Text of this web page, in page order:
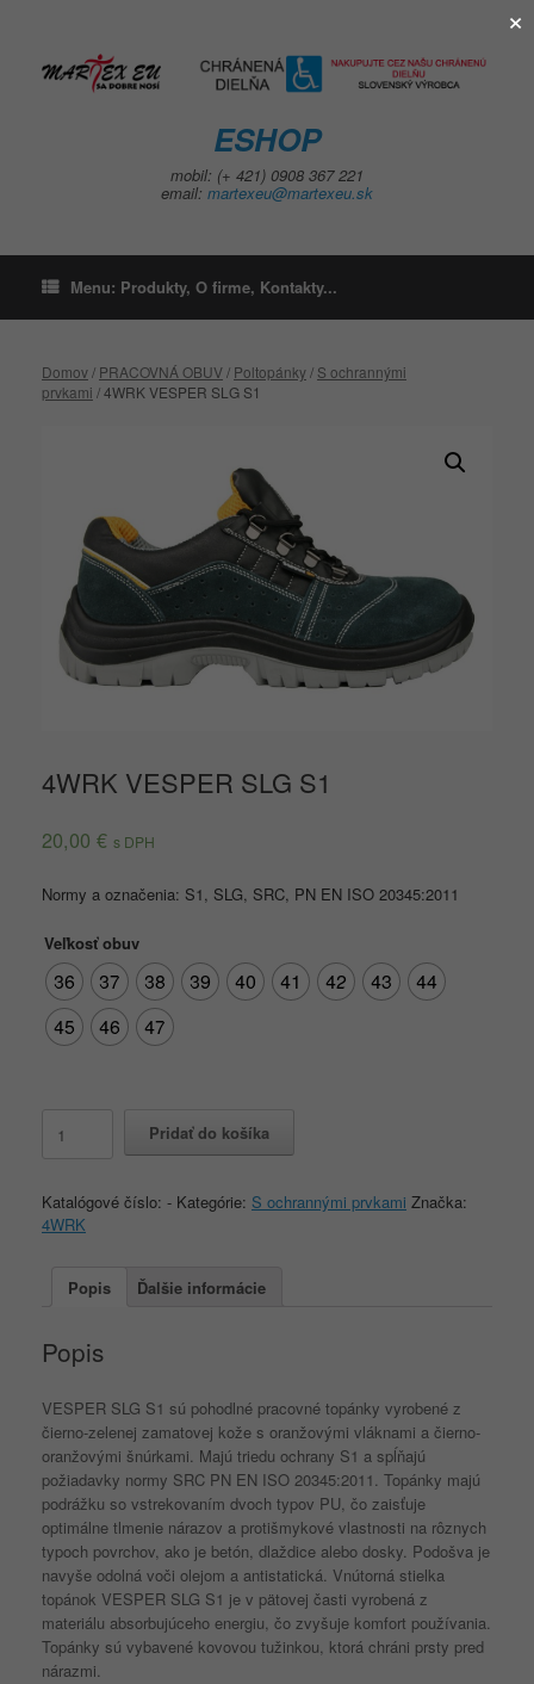
ESHOP
mobil: (+ 421) 0908 367 221
email: martexeu@martexeu.sk
Menu: Produkty, O firme, Kontakty...
Domov/ PRACOVNÁ OBUV/ Poltopánky/ S ochrannými
prvkami / 4WRK VESPER SLG S1
4WRK VESPER SLG S1
20,00 € s DPH
Normy a označenia: S1, SLG, SRC, PN EN ISO 20345:2011
Veľkosť obuv
36 37 38 39 40 41 42 43
44
45
46 47
4WRK
S1
Pridať do košíka
Katalógové číslo: - Kategórie: S ochrannými prvkami Značka:
4WRK
Popis Ďalšie informácie
Popis
VESPER SLG S1 sú pohodlné pracovné topánky vyrobené z
čierno-zelenej zamatovej kože s oranžovými vláknami a čierno-
oranžovými šnúrkami. Majú triedu ochrany S1 a spĺňajú
požiadavky normy SRC PN EN ISO 20345:2011. Topánky majú
podrážku so vstrekovaním dvoch typov PU, čo zaisťuje
optimálne tlmenie nárazov a protišmykové vlastnosti na rôznych
typoch povrchov, ako je betón, dlaždice alebo dosky. Podošva je
navyše odolná voči olejom a antistatická. Vnútorná stielka
topánok VESPER SLG S1 je v pätovej časti vyrobená z
materiálu absorbujúceho energiu, čo zvyšuje komfort používania.
Topánky sú vybavené kovovou tužinkou, ktorá chráni prsty pred
nárazmi.
×